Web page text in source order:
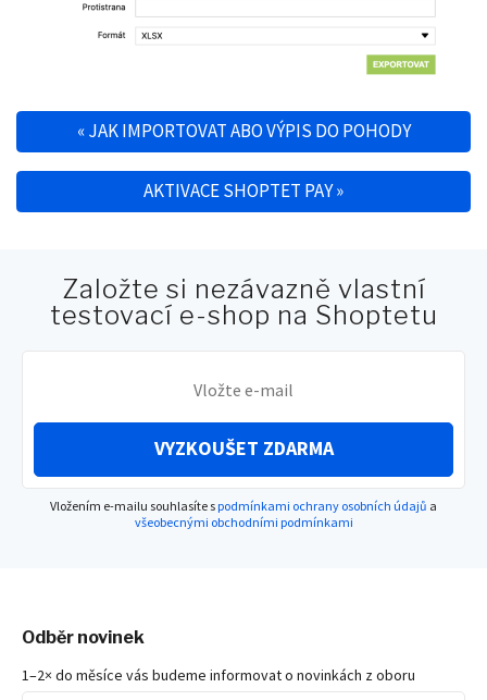
Navigace pro příspěvek
«JAK IMPORTOVAT ABO VÝPIS DO POHODY
AKTIVACE SHOPTET PAY»
Založte si nezávazně vlastní
testovací e-shop na Shoptetu
VYZKOUŠET ZDARMA
Vložením e-mailu souhlasíte spodmínkami ochrany osobních údajů a
všeobecnými obchodními podmínkami
Odběr novinek
1–2× do měsíce vás budeme informovat o novinkách z oboru